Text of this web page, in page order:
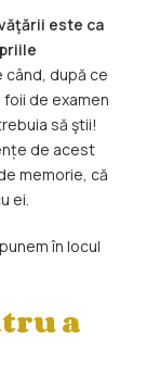
este ca
după ce
de examen
să ştii!
de acest
memorie, că
ei.
în locul
a